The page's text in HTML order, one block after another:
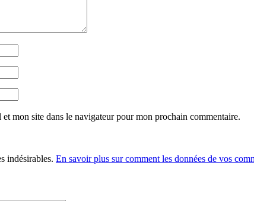
mon site dans le navigateur pour mon prochain commentaire.
indésirables. En savoir plus sur comment les données de vos